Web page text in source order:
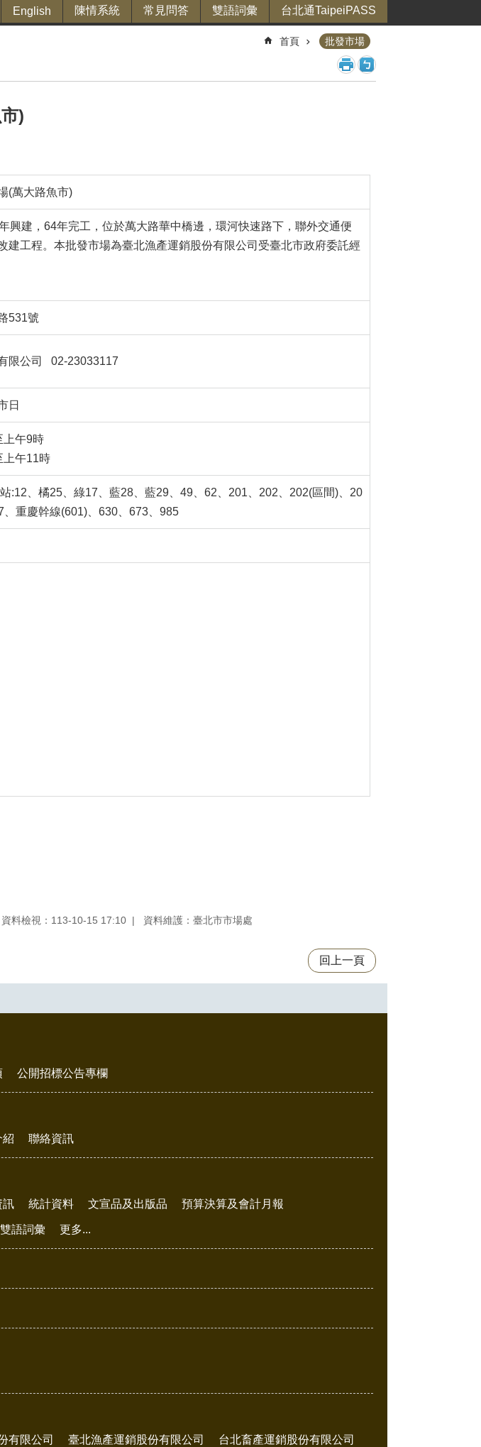
English 陳情系統 常見問答 雙語詞彙 台北通TaipeiPASS
首頁 批發市場
)
(萬大路魚市)
興建，64年完工，位於萬大路華中橋邊，環河快速路下，聯外交通便
建工程。本批發市場為臺北漁產運銷股份有限公司受臺北市政府委託經
531號
限公司 02-23033117
日
上午9時
上午11時
:12、橘25、綠17、藍28、藍29、49、62、201、202、202(區間)、20
重慶幹線(601)、630、673、985
資料檢視：113-10-15 17:10 資料維護：臺北市市場處
回上一頁
公開招標公告專欄
紹 聯絡資訊
訊 統計資料 文宣品及出版品 預算決算及會計月報
雙語詞彙 更多...
有限公司 臺北漁產運銷股份有限公司 台北畜產運銷股份有限公司